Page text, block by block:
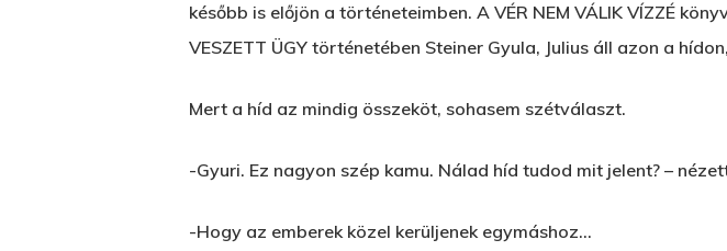
később is előjön a történeteimben. A VÉR NEM VÁLIK VÍZZÉ
VESZETT ÜGY történetében Steiner Gyula, Julius áll azon a
Mert a híd az mindig összeköt, sohasem szétválaszt.
-Gyuri. Ez nagyon szép kamu. Nálad híd tudod mit jelent? –
-Hogy az emberek közel kerüljenek egymáshoz…